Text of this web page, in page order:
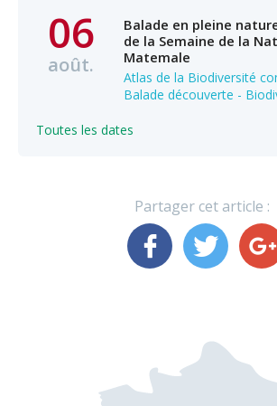
06
août.
Balade en pleine
de la Semaine de la
Matemale
Atlas de la Biodiversité
Balade découverte -
Toutes les dates
Partager cet article :